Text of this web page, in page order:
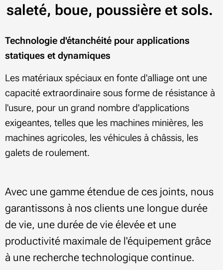
saleté, boue, poussière et sols.
Technologie d'étanchéité pour applications
statiques et dynamiques
Les matériaux spéciaux en fonte d'alliage ont une
capacité extraordinaire sous forme de résistance à
l'usure, pour un grand nombre d'applications
exigeantes, telles que les machines minières, les
machines agricoles, les véhicules à châssis, les
galets de roulement.
Avec une gamme étendue de ces joints, nous
garantissons à nos clients une longue durée
de vie, une durée de vie élevée et une
productivité maximale de l'équipement grâce
à une recherche technologique continue.